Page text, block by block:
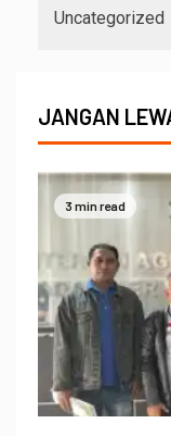
Uncategorized
JANGAN
3 min read